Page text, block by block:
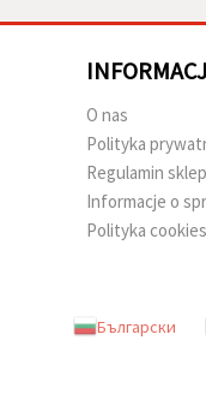
O nas
Polityka
Regulamin
Informacje o
Polityka cookies
Български